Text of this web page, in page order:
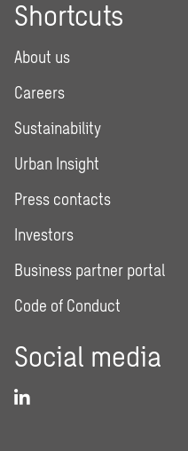
Shortcuts
About us
Careers
Sustainability
Urban Insight
Press contacts
Investors
Business partner portal
Code of Conduct
Social media